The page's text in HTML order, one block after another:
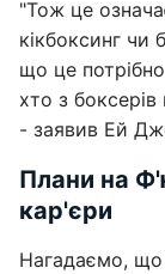
"Тож це
кікбоксинг
що це
хто з
- заявив Ей
Плани на
кар'єри
Нагадаємо, що